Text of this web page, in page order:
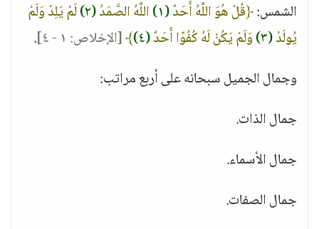
الشمس:﴿قُلْ هُوَ اللَّهُ أَحَدٌ(١) اللَّهُ الصَّمَدُ(٢)
لَمْ يَلِدْ وَلَمْ
يُولَدْ(٣) وَلَمْ يَكُنْ لَهُ كُفُوًا أَحَدٌ(٤) ﴾[الإخلاص: ١ - ٤]
.
وجمال الجميل سبحانه على أربع مراتب:
جمال الذات.
جمال الأسماء.
جمال الصفات.